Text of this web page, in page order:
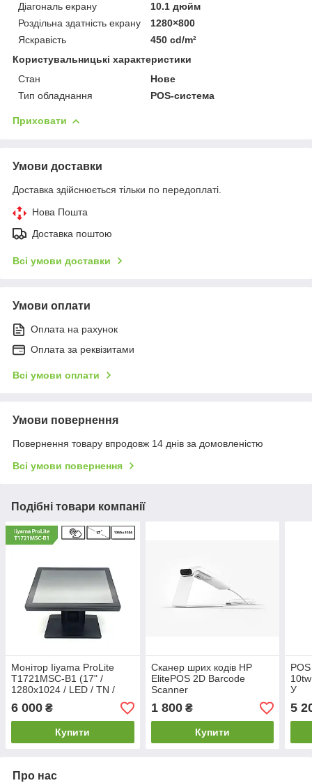
Діагональ екрану
10.1 дюйм
Роздільна здатність екрану
1280×800
Яскравість
450 cd/m²
Користувальницькі характеристики
Стан
Нове
Тип обладнання
POS-система
Приховати
Умови доставки
Доставка здійснюється тільки по передоплаті.
Нова Пошта
Доставка поштою
Всі умови доставки
Умови оплати
Оплата на рахунок
Оплата за реквізитами
Всі умови оплати
Умови повернення
Повернення товару впродовж 14 днів за домовленістю
Всі умови повернення
Подібні товари компанії
Монітор Iiyama ProLite
T1721MSC-B1 (17" /
1280х1024 / LED / TN /
touchscreen )
6 000 ₴
Купити
Сканер шрих кодів HP
ElitePOS 2D Barcode
Scanner
1 800₴
Купити
У
5
Про нас